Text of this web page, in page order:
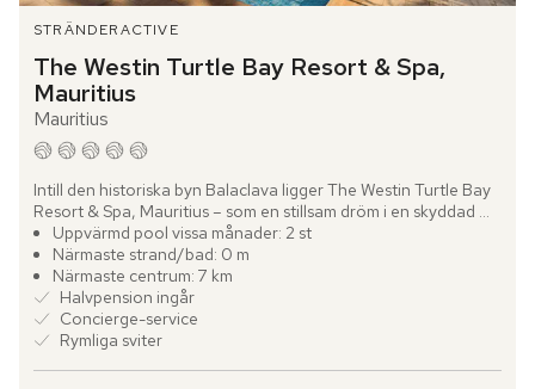
STRÄNDERACTIVE
The Westin Turtle Bay Resort & Spa,
Mauritius
Mauritius
Intill den historiska byn Balaclava ligger The Westin Turtle Bay
Resort & Spa, Mauritius – som en stillsam dröm i en skyddad
lagun. Här blickar du ut över det marina reservatet...
Uppvärmd pool vissa månader: 2 st
Närmaste strand/bad: 0 m
Närmaste centrum: 7 km
Halvpension ingår
Concierge-service
Rymliga sviter